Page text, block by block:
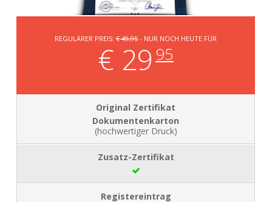
REGULÄRER PREIS: € 49,95 - NUR NOCH HEUTE FÜR
€ 29 95
Dokumentenkarton
(hochwertiger Druck)